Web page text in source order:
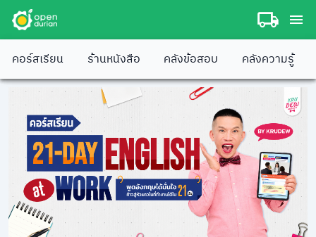
คอร์สเรียน ร้านหนังสือ คลังข้อสอบ คลังความรู้